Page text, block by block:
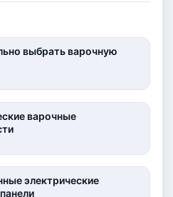
выбрать варочную
варочные
электрические